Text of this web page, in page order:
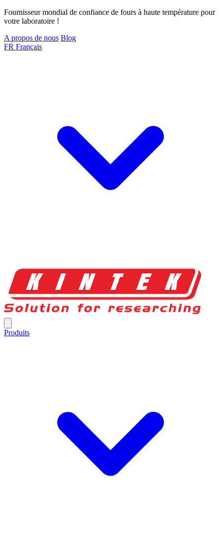
Fournisseur mondial de confiance de fours à haute température pour
votre laboratoire !
A propos de nous Blog
FR Français
Produits